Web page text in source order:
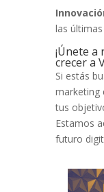
las
¡Únete
crecer a
Si estás
marketing
tus
Estamos
futuro